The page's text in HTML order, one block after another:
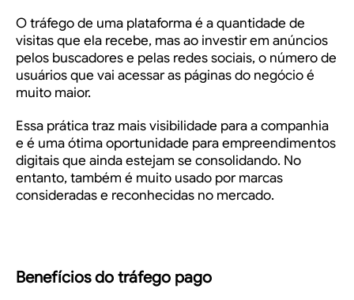
O tráfego de uma plataforma é a quantidade de
visitas que ela recebe, mas ao investir em anúncios
pelos buscadores e pelas redes sociais, o número de
usuários que vai acessar as páginas do negócio é
muito maior.
Essa prática traz mais visibilidade para a companhia
e é uma ótima oportunidade para empreendimentos
digitais que ainda estejam se consolidando. No
entanto, também é muito usado por marcas
consideradas e reconhecidas no mercado.
Benefícios do tráfego pago